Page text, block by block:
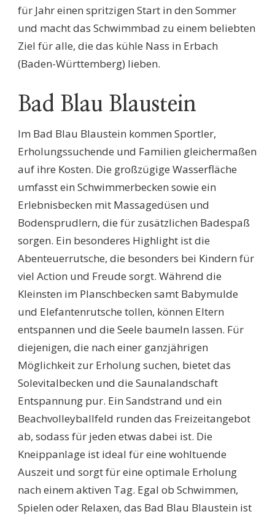
für Jahr einen spritzigen Start in den Sommer
und macht das Schwimmbad zu einem beliebten
Ziel für alle, die das kühle Nass in Erbach
(Baden-Württemberg) lieben.
Bad Blau Blaustein
Im Bad Blau Blaustein kommen Sportler,
Erholungssuchende und Familien gleichermaßen
auf ihre Kosten. Die großzügige Wasserfläche
umfasst ein Schwimmerbecken sowie ein
Erlebnisbecken mit Massagedüsen und
Bodensprudlern, die für zusätzlichen Badespaß
sorgen. Ein besonderes Highlight ist die
Abenteuerrutsche, die besonders bei Kindern für
viel Action und Freude sorgt. Während die
Kleinsten im Planschbecken samt Babymulde
und Elefantenrutsche tollen, können Eltern
entspannen und die Seele baumeln lassen. Für
diejenigen, die nach einer ganzjährigen
Möglichkeit zur Erholung suchen, bietet das
Solevitalbecken und die Saunalandschaft
Entspannung pur. Ein Sandstrand und ein
Beachvolleyballfeld runden das Freizeitangebot
ab, sodass für jeden etwas dabei ist. Die
Kneippanlage ist ideal für eine wohltuende
Auszeit und sorgt für eine optimale Erholung
nach einem aktiven Tag. Egal ob Schwimmen,
Spielen oder Relaxen, das Bad Blau Blaustein ist